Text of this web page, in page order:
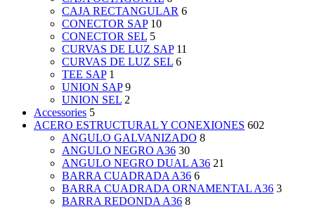
CAJA RECTANGULAR 6
CONECTOR SAP 10
CONECTOR SEL 5
CURVAS DE LUZ SAP 11
CURVAS DE LUZ SEL 6
TEE SAP 1
UNION SAP 9
UNION SEL 2
Accessories 5
ACERO ESTRUCTURAL Y CONEXIONES 602
ANGULO GALVANIZADO 8
ANGULO NEGRO A36 30
ANGULO NEGRO DUAL A36 21
BARRA CUADRADA A36 6
BARRA CUADRADA ORNAMENTAL A36 3
BARRA REDONDA A36 8